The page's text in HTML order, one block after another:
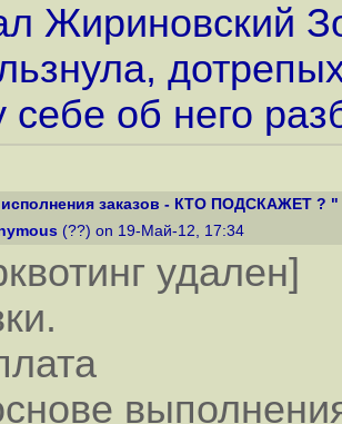
Жириновский
себе об него
исполнения заказов - КТО ПОДСКАЖЕТ ? "
(??) on 19-Май-12, 17:34
удален]